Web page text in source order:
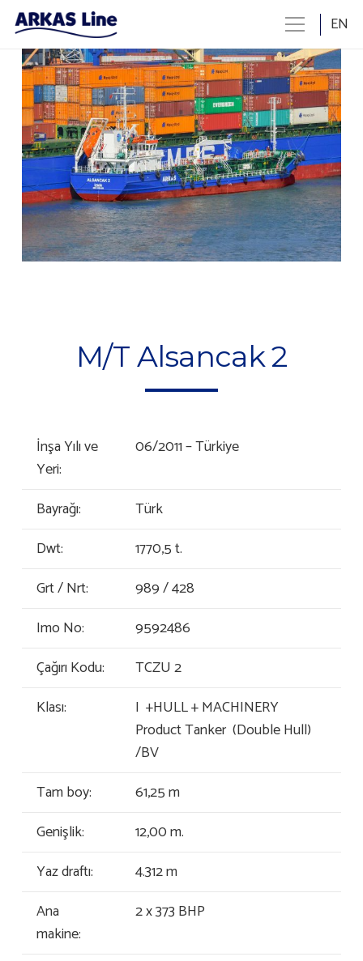
EN
M/T Alsancak 2
İnşa Yılı ve
Yeri:
06/2011 – Türkiye
Bayrağı:
Türk
Dwt:
1770,5 t.
Grt / Nrt:
989 / 428
Imo No:
9592486
Çağırı Kodu:
TCZU 2
Klası:
I +HULL + MACHINERY
Product Tanker (Double Hull)
/BV
Tam boy:
61,25 m
Genişlik:
12,00 m.
Yaz draftı:
4.312 m
Ana
makine:
2 x 373 BHP